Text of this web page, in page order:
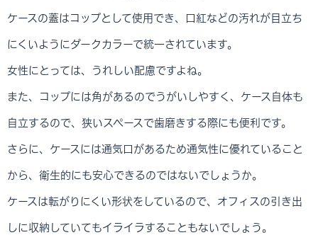
ケースの蓋はコップとして使用でき、口紅などの汚れが目立ち
にくいようにダークカラーで統一されています。
女性にとっては、うれしい配慮ですよね。
また、コップには角があるのでうがいしやすく、ケース自体も
自立するので、狭いスペースで歯磨きする際にも便利です。
さらに、ケースには通気口があるため通気性に優れていること
から、衛生的にも安心できるのではないでしょうか。
ケースは転がりにくい形状をしているので、オフィスの引き出
しに収納していてもイライラすることもないでしょう。